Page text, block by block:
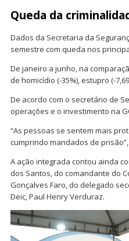
Queda da
Dados da Secretaria da
semestre com queda nos
De janeiro a junho, na
de homicídio (-35%), estupro (-
De acordo com o secretário de
operações e o investimento na
“As pessoas se sentem mais
cumprindo mandados de
A ação integrada contou ainda
dos Santos, do comandante do
Gonçalves Faro, do delegado
Deic, Paul Henry Verduraz.